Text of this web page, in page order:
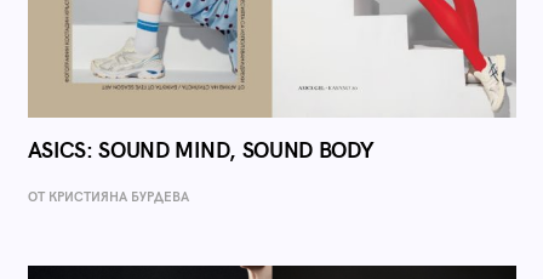
ASICS: SOUND MIND, SOUND BODY
ОТ КРИСТИЯНА БУРДЕВА